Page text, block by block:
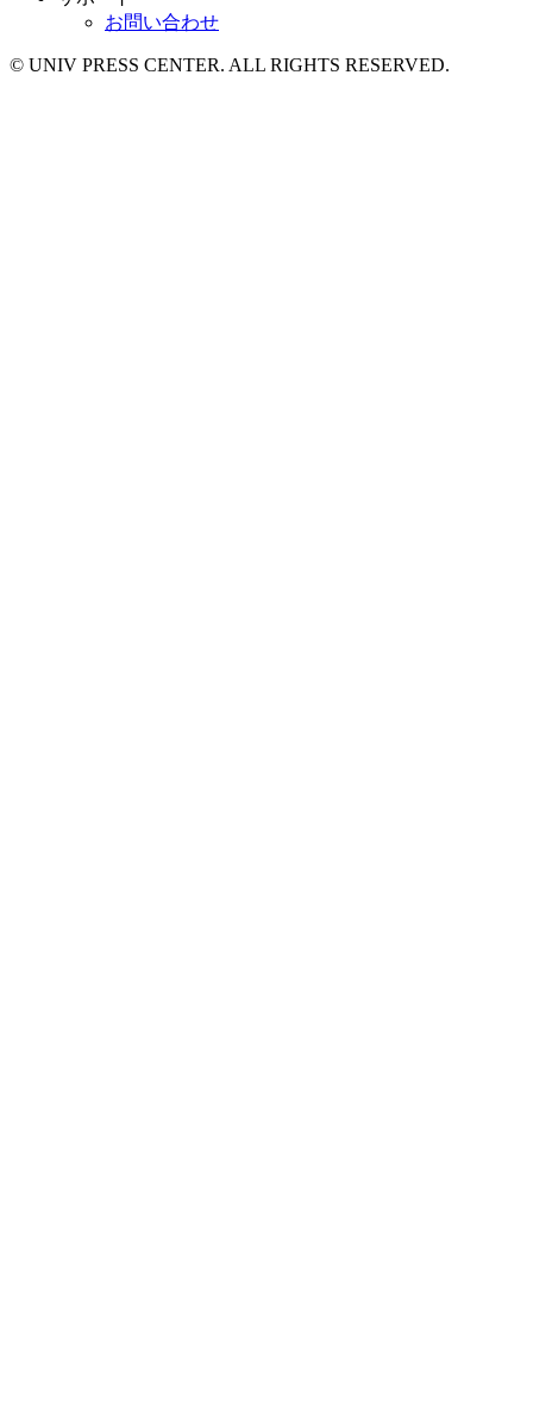
お問い合わせ
© UNIV PRESS CENTER. ALL RIGHTS RESERVED.